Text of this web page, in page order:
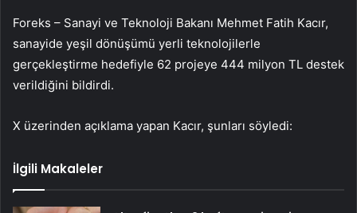
Foreks – Sanayi ve Teknoloji Bakanı Mehmet Fatih Kacır,
sanayide yeşil dönüşümü yerli teknolojilerle
gerçekleştirme hedefiyle 62 projeye 444 milyon TL destek
verildiğini bildirdi.
X üzerinden açıklama yapan Kacır, şunları söyledi:
İlgili Makaleler